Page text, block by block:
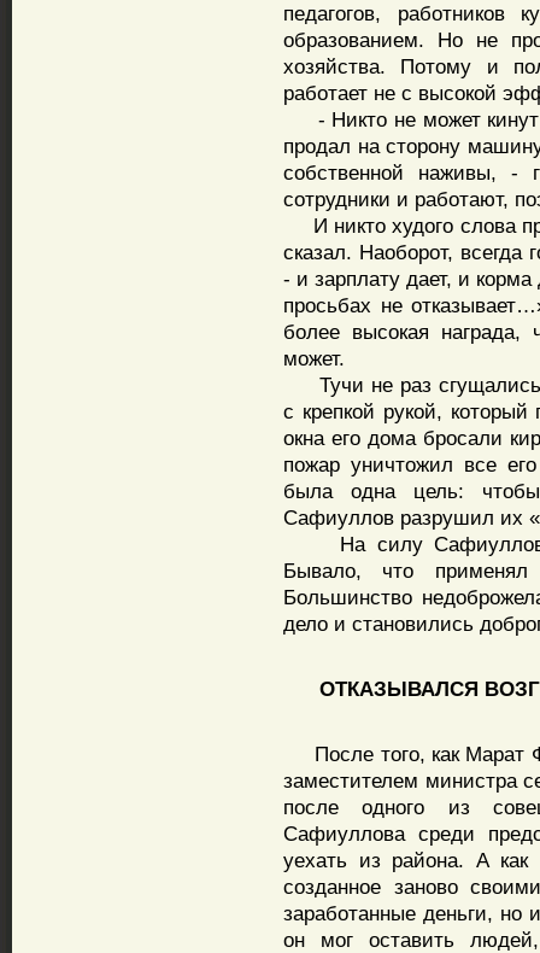
педагогов,
образованием. Но не
хозяйства. Потому и
работает не с высокой
- Никто не может
продал на сторону
собственной наживы, -
сотрудники и работают,
И никто худого слова
сказал. Наоборот, всегда
- и зарплату дает, и
просьбах не
более высокая награда,
может.
Тучи не раз сгущались
с крепкой рукой,
окна его дома бросали
пожар уничтожил все
была одна цель:
Сафиуллов разрушил их
На силу Сафиуллов
Бывало, что
Большинство
дело и становились
ОТКАЗЫВАЛСЯ
После того, как Марат
заместителем министра
после одного из
Сафиуллова среди
уехать из района. А
созданное заново
заработанные деньги, но
он мог оставить